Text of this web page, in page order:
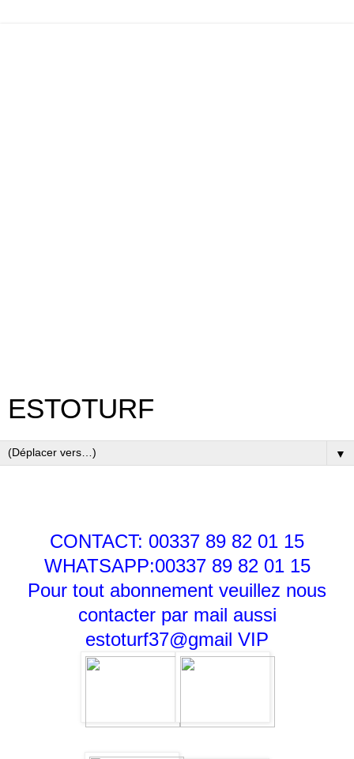
ESTOTURF
▼
CONTACT: 00337 89 82 01 15
WHATSAPP:00337 89 82 01 15
Pour tout abonnement veuillez nous
contacter par mail aussi
estoturf37@gmail VIP